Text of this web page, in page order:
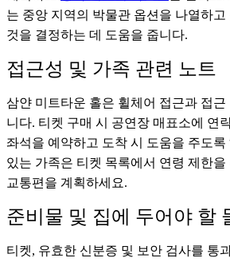
는 중앙 지역의 박물관 옵션을 나열하
것을 결정하는 데 도움을 줍니다.
접근성 및 가족 관련 노트
삼얀 미트타운 홀은 휠체어 접근과 접
니다. 티켓 구매 시 공연장 매표소에 연
좌석을 예약하고 도착 시 도움을 주도
있는 가족은 티켓 목록에서 연령 제한을
교통편을 계획하세요.
준비물 및 집에 두어야 할
티켓, 유효한 신분증 및 보안 검사를 통